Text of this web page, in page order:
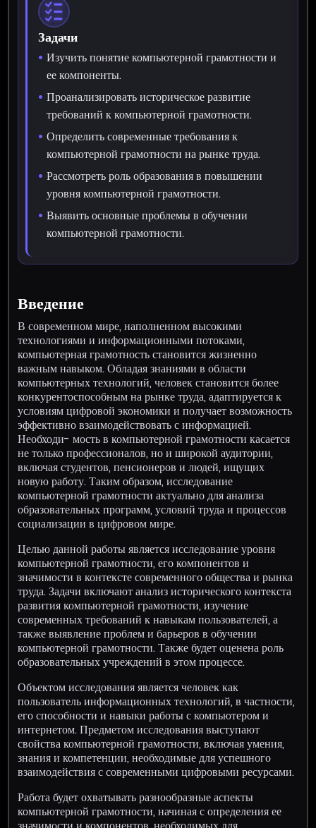
Задачи
Изучить понятие компьютерной грамотности и
ее компоненты.
Проанализировать историческое развитие
требований к компьютерной грамотности.
Определить современные требования к
компьютерной грамотности на рынке труда.
Рассмотреть роль образования в повышении
уровня компьютерной грамотности.
Выявить основные проблемы в обучении
компьютерной грамотности.
Введение
В современном мире, наполненном высокими
технологиями и информационными потоками,
компьютерная грамотность становится жизненно
важным навыком. Обладая знаниями в области
компьютерных технологий, человек становится более
конкурентоспособным на рынке труда, адаптируется к
условиям цифровой экономики и получает возможность
эффективно взаимодействовать с информацией.
Необходи- мость в компьютерной грамотности касается
не только профессионалов, но и широкой аудитории,
включая студентов, пенсионеров и людей, ищущих
новую работу. Таким образом, исследование
компьютерной грамотности актуально для анализа
образовательных программ, условий труда и процессов
социализации в цифровом мире.
Целью данной работы является исследование уровня
компьютерной грамотности, его компонентов и
значимости в контексте современного общества и рынка
труда. Задачи включают анализ исторического контекста
развития компьютерной грамотности, изучение
современных требований к навыкам пользователей, а
также выявление проблем и барьеров в обучении
компьютерной грамотности. Также будет оценена роль
образовательных учреждений в этом процессе.
Объектом исследования является человек как
пользователь информационных технологий, в частности,
его способности и навыки работы с компьютером и
интернетом. Предметом исследования выступают
свойства компьютерной грамотности, включая умения,
знания и компетенции, необходимые для успешного
взаимодействия с современными цифровыми ресурсами.
Работа будет охватывать разнообразные аспекты
компьютерной грамотности, начиная с определения ее